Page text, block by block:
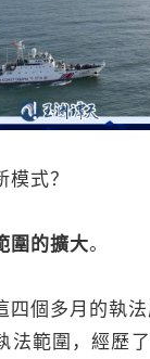
式？
圍的擴大。
個多月的執法
法範圍，經歷